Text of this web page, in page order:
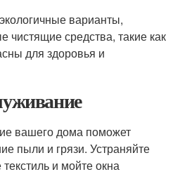
варианты,
чистящие средства, такие как
для здоровья и
вашего дома поможет
пыли и грязи. Устраняйте
и мойте окна